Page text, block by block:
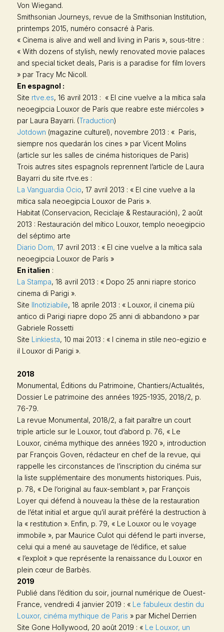
Von Wiegand.
Smithsonian Journeys, revue de la Smithsonian Institution,
printemps 2015, numéro consacré à Paris.
« Cinema is alive and well and living in Paris », sous-titre :
« With dozens of stylish, newly renovated movie palaces
and special ticket deals, Paris is a paradise for film lovers
» par Tracy Mc Nicoll.
En espagnol :
Site rtve.es, 16 avril 2013 : « El cine vuelve a la mítica sala
neoegipcia Louxor de París que reabre este miércoles »
par Laura Bayarri. (Traduction)
Jotdown (magazine culturel), novembre 2013 : « Paris,
siempre nos quedarán los cines » par Vicent Molins
(article sur les salles de cinéma historiques de Paris)
Trois autres sites espagnols reprennent l’article de Laura
Bayarri du site rtve.es :
La Vanguardia Ocio, 17 avril 2013 : « El cine vuelve a la
mitica sala neoegipcia Louxor de Paris ».
Habitat (Conservacion, Reciclaje & Restauración), 2 août
2013 : Restauración del mítico Louxor, templo neoegipcio
del séptimo arte
Diario Dom, 17 avril 2013 : « El cine vuelve a la mítica sala
neoegipcia Louxor de París »
En italien :
La Stampa, 18 avril 2013 : « Dopo 25 anni riapre storico
cinema di Parigi ».
Site Ilnotiziabile, 18 aprile 2013 : « Louxor, il cinema più
antico di Parigi riapre dopo 25 anni di abbandono » par
Gabriele Rossetti
Site Linkiesta, 10 mai 2013 : « I cinema in stile neo-egizio e
il Louxor di Parigi ».
2018
Monumental, Éditions du Patrimoine, Chantiers/Actualités,
Dossier Le patrimoine des années 1925-1935, 2018/2, p.
76-79.
La revue Monumental, 2018/2, a fait paraître un court
triple article sur le Louxor, tout d’abord p. 76, « Le
Louxor, cinéma mythique des années 1920 », introduction
par François Goven, rédacteur en chef de la revue, qui
rappelle les circonstances de l’inscription du cinéma sur
la liste supplémentaire des monuments historiques. Puis,
p. 78, « De l’original au faux-semblant », par François
Loyer qui défend à nouveau la thèse de la restauration
de l’état initial et argue qu’il aurait préféré la destruction à
la « restitution ». Enfin, p. 79, « Le Louxor ou le voyage
immobile », par Maurice Culot qui défend le parti inverse,
celui qui a mené au sauvetage de l’édifice, et salue
« l’exploit » que représente la renaissance du Louxor en
plein cœur de Barbès.
2019
Publié dans l’édition du soir, journal numérique de Ouest-
France,vendredi 4 janvier 2019 : « Le fabuleux destin du
Louxor, cinéma mythique de Paris » par Michel Derrien
Site Gone Hollywood, 20 août 2019 : « Le Louxor, un